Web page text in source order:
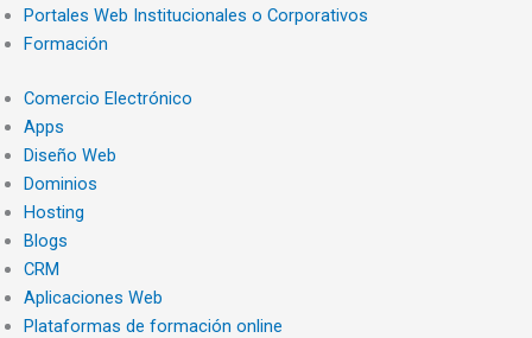
Portales Web Institucionales o Corporativos
Formación
Comercio Electrónico
Apps
Diseño Web
Dominios
Hosting
Blogs
CRM
Aplicaciones Web
Plataformas de formación online